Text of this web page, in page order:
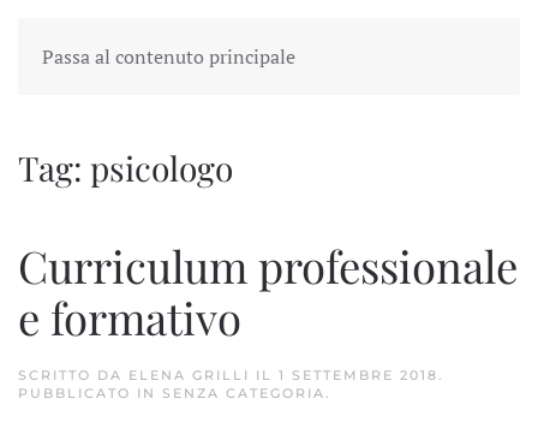
Passa al contenuto principale
Tag: psicologo
Curriculum professionale
e formativo
SCRITTO DA ELENA GRILLI IL 1 SETTEMBRE 2018.
PUBBLICATO IN SENZA CATEGORIA.